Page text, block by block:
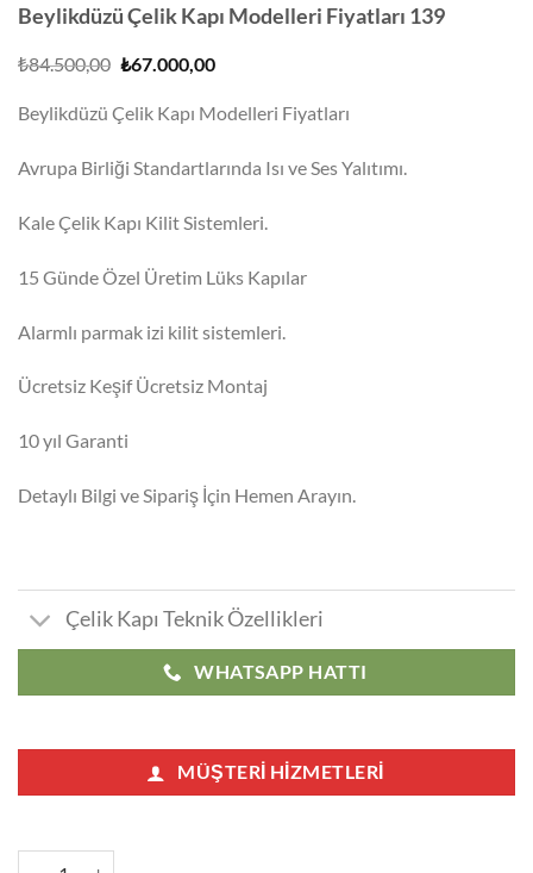
Beylikdüzü Çelik Kapı Modelleri Fiyatları 139
₺84.500,00 Orijinal
₺67.000,00Şu
₺67.000,00.
Beylikdüzü Çelik Kapı Modelleri Fiyatları
Avrupa Birliği Standartlarında Isı ve Ses Yalıtımı.
Kale Çelik Kapı Kilit Sistemleri.
15 Günde Özel Üretim Lüks Kapılar
Alarmlı parmak izi kilit sistemleri.
Ücretsiz Keşif Ücretsiz Montaj
10 yıl Garanti
Detaylı Bilgi ve Sipariş İçin Hemen Arayın.
Çelik Kapı Teknik Özellikleri
WHATSAPP HATTI
MÜŞTERI HIZMETLERI